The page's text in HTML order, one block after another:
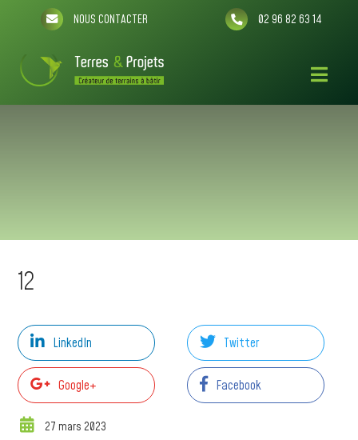
NOUS CONTACTER 02 96 82 63 14
12
LinkedIn Twitter
Google+ Facebook
27 mars 2023